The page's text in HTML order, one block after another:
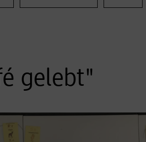
gelebt"